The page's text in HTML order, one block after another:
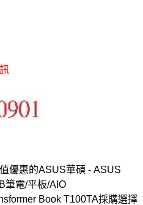
優惠的ASUS華碩 - ASUS
筆電/平板/AIO
Book T100TA採購選擇